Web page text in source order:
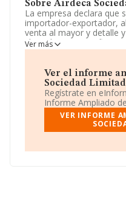
Sobre Airdeca
La empresa declara que
importador-exportador,
venta al mayor y detalle
clase de personas fisicas
otorguen su confianza,
Limitada. La actividad
a 'Actividades de
cuyo Código es 6622.
mercados exteriores.
La empresaAirdeca
B35812924, está
Las Palmas, Islas
Ver más
Ver el informe
Sociedad
Regístrate en
Informe Ampliado
VER INFORME